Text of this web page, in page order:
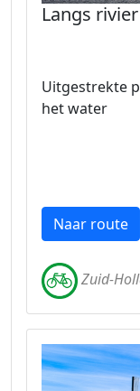
Langs
Uitgestrekte
het water
Naar route
Zuid-